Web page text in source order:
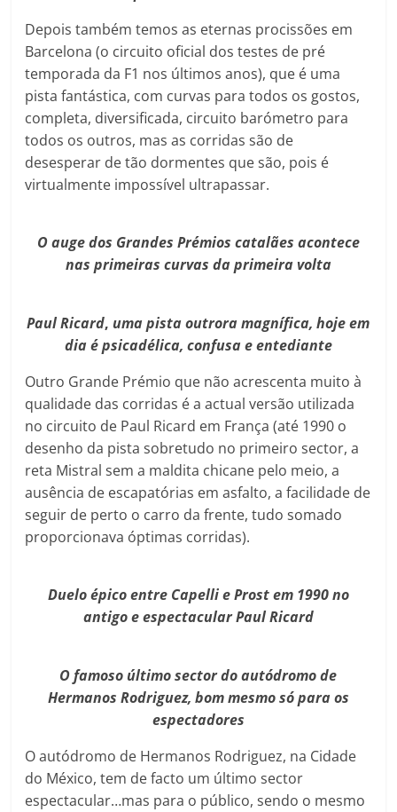
Depois também temos as eternas procissões em
Barcelona (o circuito oficial dos testes de pré
temporada da F1 nos últimos anos), que é uma
pista fantástica, com curvas para todos os gostos,
completa, diversificada, circuito barómetro para
todos os outros, mas as corridas são de
desesperar de tão dormentes que são, pois é
virtualmente impossível ultrapassar.
O auge dos Grandes Prémios catalães acontece
nas primeiras curvas da primeira volta
Paul Ricard, uma pista outrora magnífica, hoje em
dia é psicadélica, confusa e entediante
Outro Grande Prémio que não acrescenta muito à
qualidade das corridas é a actual versão utilizada
no circuito de Paul Ricard em França (até 1990 o
desenho da pista sobretudo no primeiro sector, a
reta Mistral sem a maldita chicane pelo meio, a
ausência de escapatórias em asfalto, a facilidade de
seguir de perto o carro da frente, tudo somado
proporcionava óptimas corridas).
Duelo épico entre Capelli e Prost em 1990 no
antigo e espectacular Paul Ricard
O famoso último sector do autódromo de
Hermanos Rodriguez, bom mesmo só para os
espectadores
O autódromo de Hermanos Rodriguez, na Cidade
do México, tem de facto um último sector
espectacular…mas para o público, sendo o mesmo